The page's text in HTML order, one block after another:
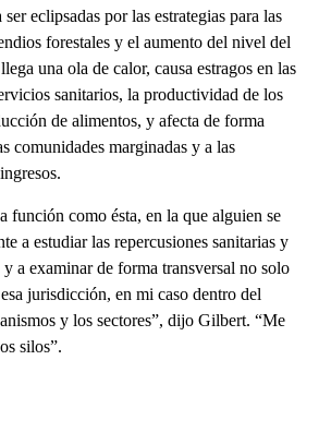
eclipsadas por las estrategias para las
forestales y el aumento del nivel del
una ola de calor, causa estragos en las
sanitarios, la productividad de los
de alimentos, y afecta de forma
comunidades marginadas y a las
función como ésta, en la que alguien se
a estudiar las repercusiones sanitarias y
a examinar de forma transversal no solo
jurisdicción, en mi caso dentro del
y los sectores”, dijo Gilbert. “Me
silos”.